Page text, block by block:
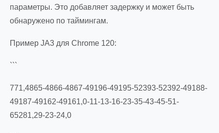
параметры. Это добавляет задержку и может быть
обнаружено по таймингам.
Пример JA3 для Chrome 120:
```
771,4865-4866-4867-49196-49195-52393-52392-49188-
49187-49162-49161,0-11-13-16-23-35-43-45-51-
65281,29-23-24,0